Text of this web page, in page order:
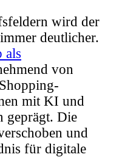
wird der
deutlicher.
als
von
mit KI und
geprägt. Die
und
für digitale